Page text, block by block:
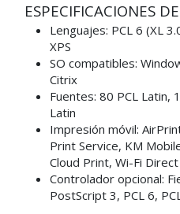
ESPECIFICACIONES
Lenguajes: PCL 6 (XL
XPS
SO compatibles:
Citrix
Fuentes: 80 PCL Latin,
Latin
Impresión móvil:
Print Service, KM
Cloud Print, Wi-Fi Direct
Controlador opcional:
PostScript 3, PCL 6,